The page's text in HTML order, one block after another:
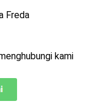
Freda
kami